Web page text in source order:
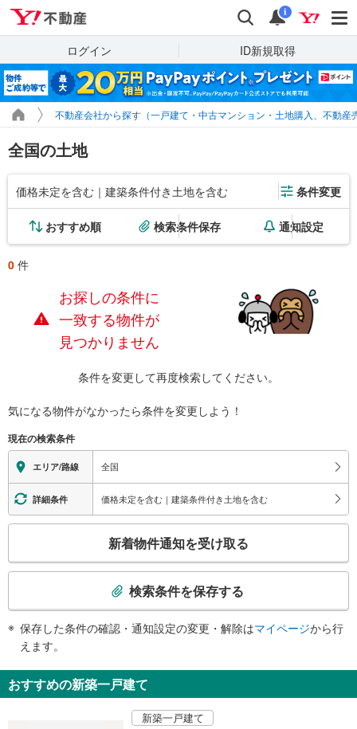
検索 通知
i
ログイン ID新規取得
不動産会社から探す（一戸建て・中古マンション・土地購入、不動産
全国の土地
価格未定を含む｜建築条件付き土地を含む 条件変更
おすすめ順 検索条件保存 通知設定
0 件
お探しの条件に
一致する物件が
見つかりません
条件を変更して再度検索してください。
気になる物件がなかったら条件を変更しよう！
現在の検索条件
エリア/路線 全国
詳細条件 価格未定を含む｜建築条件付き土地を含む
検
知
を
新着物件通知を受け取る
検索条件を保存する
保存した条件の確認・通知設定の変更・解除はマイページから行
えます。
おすすめの新築一戸建て
新築一戸建て